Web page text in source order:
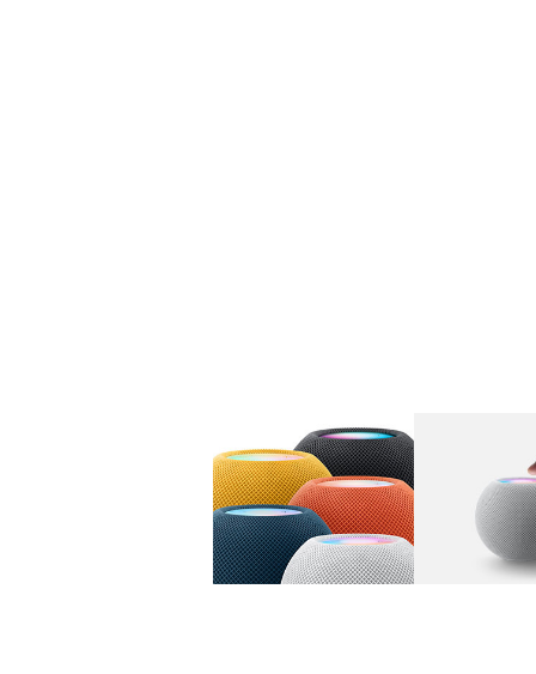
图库 图像 1